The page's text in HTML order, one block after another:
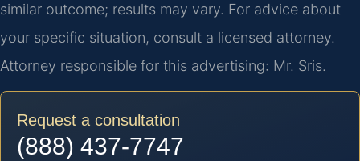
similar outcome; results may vary. For advice about
your specific situation, consult a licensed attorney.
Attorney responsible for this advertising: Mr. Sris.
Request a consultation
(888) 437-7747